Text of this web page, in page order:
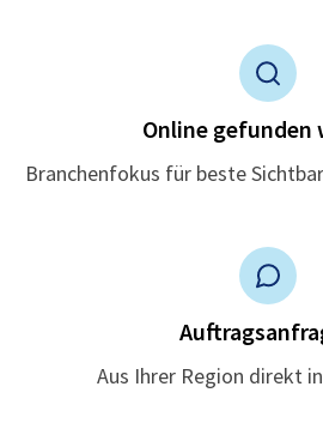
Online gefunden
Branchenfokus für beste
Aus Ihrer Region direkt